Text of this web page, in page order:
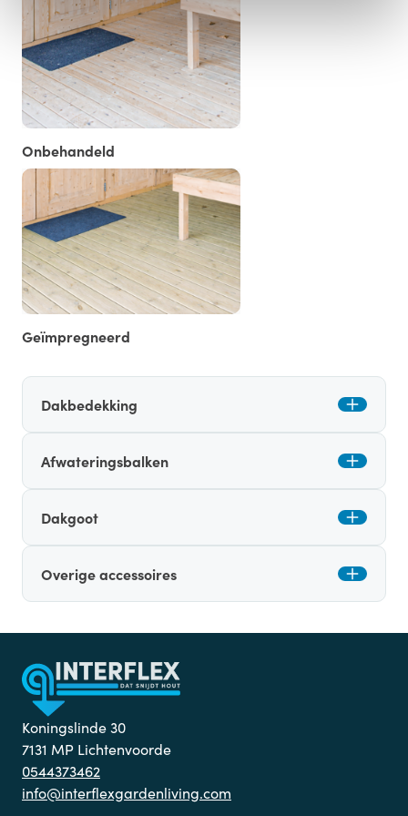
Onbehandeld
Geïmpregneerd
Dakbedekking
Afwateringsbalken
Dakgoot
Overige accessoires
Koningslinde 30
7131 MP Lichtenvoorde
0544373462
info@interflexgardenliving.com